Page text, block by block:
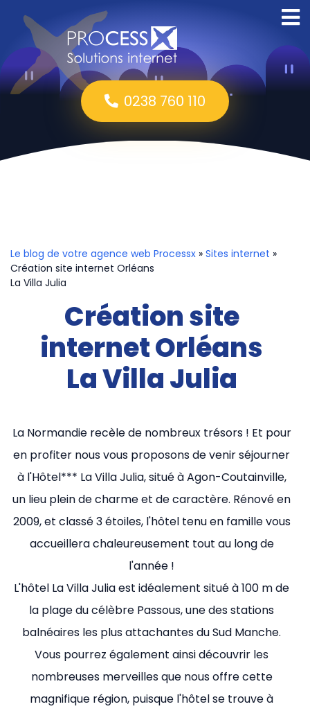
0238 760 110
Le blog de votre agence web Processx » Sites internet »
Création site internet Orléans
La Villa Julia
Création site
internet Orléans
La Villa Julia
La Normandie recèle de nombreux trésors ! Et pour
en profiter nous vous proposons de venir séjourner
à l'Hôtel*** La Villa Julia, situé à Agon-Coutainville,
un lieu plein de charme et de caractère. Rénové en
2009, et classé 3 étoiles, l'hôtel tenu en famille vous
accueillera chaleureusement tout au long de
l'année !
L'hôtel La Villa Julia est idéalement situé à 100 m de
la plage du célèbre Passous, une des stations
balnéaires les plus attachantes du Sud Manche.
Vous pourrez également ainsi découvrir les
nombreuses merveilles que nous offre cette
magnifique région, puisque l'hôtel se trouve à